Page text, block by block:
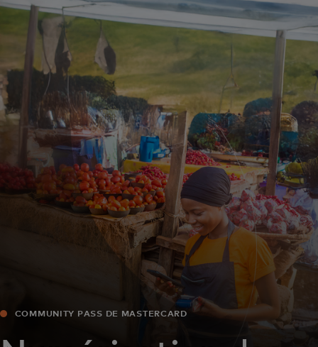
Pour vous
Pour l'entreprise
Pour le monde
Pour les innovateurs
Actualités et tendances
COMMUNITY PASS DE MASTERCARD